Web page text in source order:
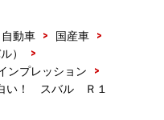
自動車 > 国産車
>
）
>
ンプレッション
>
い！ スバル Ｒ１